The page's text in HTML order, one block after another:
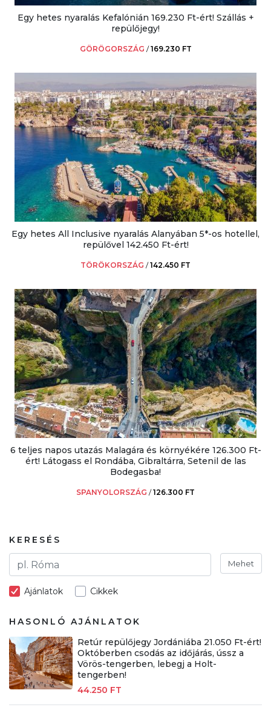
Egy hetes nyaralás Kefalónián 169.230 Ft-ért! Szállás +
repülőjegy!
GÖRÖGORSZÁG /169.230 FT
Egy hetes All Inclusive nyaralás Alanyában 5*-os hotellel,
repülővel 142.450 Ft-ért!
TÖRÖKORSZÁG /142.450 FT
6 teljes napos utazás Malagára és környékére 126.300 Ft-
ért! Látogass el Rondába, Gibraltárra, Setenil de las
Bodegasba!
SPANYOLORSZÁG /126.300 FT
KERESÉS
Mehet
Ajánlatok Cikkek
HASONLÓ AJÁNLATOK
Retúr repülőjegy Jordániába 21.050 Ft-ért!
Októberben csodás az időjárás, ússz a
Vörös-tengerben, lebegj a Holt-
tengerben!
44.250 FT